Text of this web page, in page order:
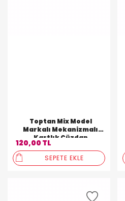
Toptan Mix Model
Markalı Mekanizmalı
Kartlık Cüzdan
120,00 TL
SEPETE EKLE